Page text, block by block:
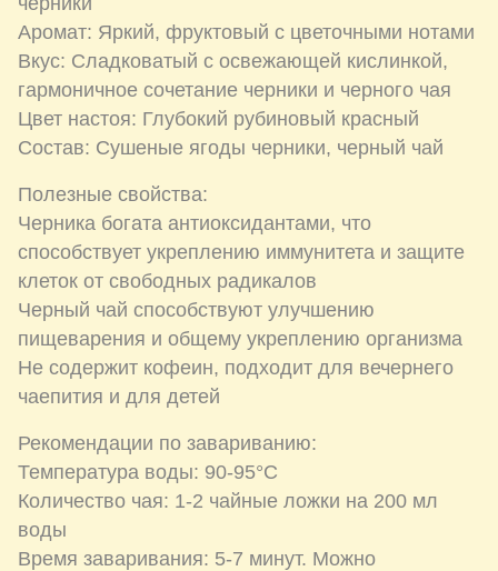
Аромат: Яркий, фруктовый с цветочными нотами
Вкус: Сладковатый с освежающей кислинкой,
гармоничное сочетание черники и черного чая
Цвет настоя: Глубокий рубиновый красный
Состав: Сушеные ягоды черники, черный чай
Полезные свойства:
Черника богата антиоксидантами, что
способствует укреплению иммунитета и защите
клеток от свободных радикалов
Черный чай способствуют улучшению
пищеварения и общему укреплению организма
Не содержит кофеин, подходит для вечернего
чаепития и для детей
Рекомендации по завариванию:
Температура воды: 90-95°C
Количество чая: 1-2 чайные ложки на 200 мл
воды
Время заваривания: 5-7 минут. Можно